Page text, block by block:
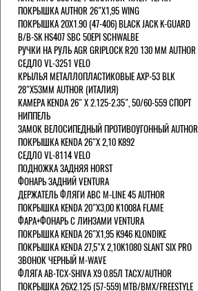
ПОКРЫШКА AUTHOR 26"Х1,95 WING
ПОКРЫШКА 20X1.90 (47-406) BLACK JACK K-GUARD
B/B-SK HS407 SBC 50EPI SCHWALBE
РУЧКИ НА РУЛЬ AGR GRIPLOCK R20 130 ММ AUTHOR
СЕДЛО VL-3251 VELO
КРЫЛЬЯ МЕТАЛЛОПЛАСТИКОВЫЕ AXP-53 BLK
28"Х53ММ AUTHOR (ИТАЛИЯ)
КАМЕРА KENDA 26" Х 2.125-2.35", 50/60-559 СПОРТ
НИППЕЛЬ
ЗАМОК ВЕЛОСИПЕДНЫЙ ПРОТИВОУГОННЫЙ AUTHOR
ПОКРЫШКА KENDA 26"Х 2,10 K892
СЕДЛО VL-8114 VELO
ПОДНОЖКА ЗАДНЯЯ HORST
ФОНАРЬ ЗАДНИЙ VENTURA
ДЕРЖАТЕЛЬ ФЛЯГИ АВС M-LINE 45 AUTHOR
ПОКРЫШКА KENDA 20"Х3,00 K1008A FLAME
ФАРА+ФОНАРЬ С ЛИНЗАМИ VENTURA
ПОКРЫШКА KENDA 26"Х1,95 K946 KLONDIKE
ПОКРЫШКА KENDA 27,5"Х 2,10K1080 SLANT SIX PRO
ЗВОНОК ЧЕРНЫЙ M-WAVE
ФЛЯГА AB-TCX-SHIVA X9 0.85Л TACX/AUTHOR
ПОКРЫШКА 26X2.125 (57-559) MTB/BMX/FREESTYLE